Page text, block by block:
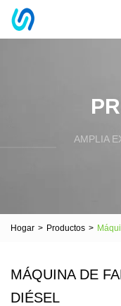
AMPLIA
Hogar > Productos >
MÁQUINA DE
DIÉSEL